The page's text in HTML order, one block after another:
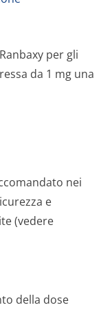
per gli
da 1 mg una
nei
e
(vedere
della dose